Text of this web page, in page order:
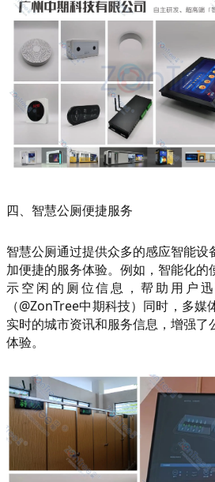
四、智慧公厕便捷服务
智慧公厕通过提供众多的感应智能设
加便捷的服务体验。例如，智能化的
示空闲的厕位信息，帮助用户
（@ZonTree中期科技）同时，多
实时的城市资讯和服务信息，增强了
体验。